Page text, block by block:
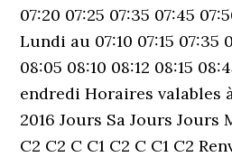
07:20 07:25 07:35 07:45
Lundi au 07:10 07:15 07:35
08:05 08:10 08:12 08:15
endredi Horaires valables
2016 Jours Sa Jours Jours
C2 C2 C C1 C2 C C1 C2